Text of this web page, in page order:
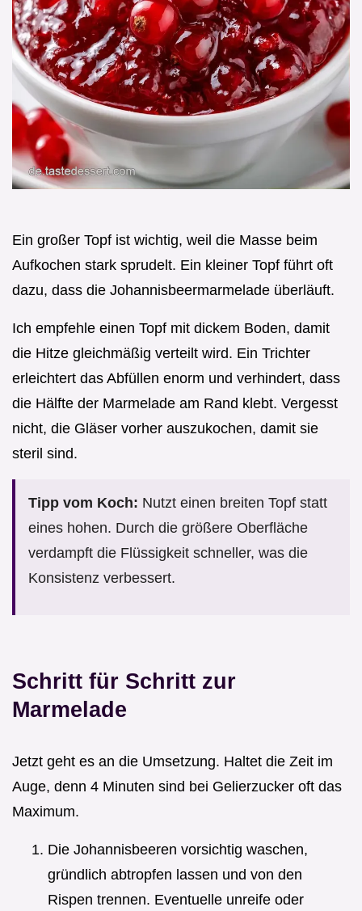
Ein großer Topf ist wichtig, weil die Masse beim
Aufkochen stark sprudelt. Ein kleiner Topf führt oft
dazu, dass die Johannisbeermarmelade überläuft.
Ich empfehle einen Topf mit dickem Boden, damit
die Hitze gleichmäßig verteilt wird. Ein Trichter
erleichtert das Abfüllen enorm und verhindert, dass
die Hälfte der Marmelade am Rand klebt. Vergesst
nicht, die Gläser vorher auszukochen, damit sie
steril sind.
Tipp vom Koch: Nutzt einen breiten Topf statt
eines hohen. Durch die größere Oberfläche
verdampft die Flüssigkeit schneller, was die
Konsistenz verbessert.
Schritt für Schritt zur
Marmelade
Jetzt geht es an die Umsetzung. Haltet die Zeit im
Auge, denn 4 Minuten sind bei Gelierzucker oft das
Maximum.
Die Johannisbeeren vorsichtig waschen,
gründlich abtropfen lassen und von den
Rispen trennen. Eventuelle unreife oder